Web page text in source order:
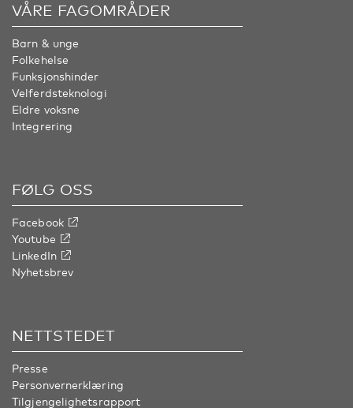
VÅRE FAGOMRÅDER
Barn & unge
Folkehelse
Funksjonshinder
Velferdsteknologi
Eldre voksne
Integrering
FØLG OSS
Facebook
Youtube
LinkedIn
Nyhetsbrev
NETTSTEDET
Presse
Personvernerklæring
Tilgjengelighetsrapport